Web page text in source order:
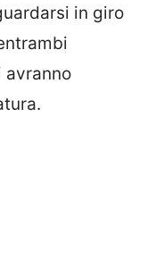
in giro
avranno